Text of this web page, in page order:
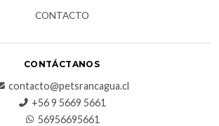
CONTACTO
CONTÁCTANOS
contacto@petsrancagua.cl
‪+56 9 5669 5661‬
56956695661‬